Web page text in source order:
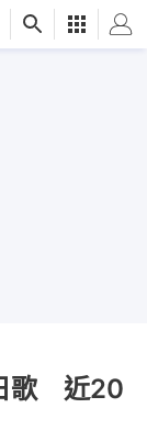
歌 近20